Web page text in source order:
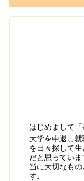
はじめまして「
大学を中退し
を日々探して
だと思ってい
当に大切なも
す。